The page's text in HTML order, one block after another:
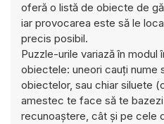
oferă o listă de obiecte de
iar provocarea este să le
precis posibil.
Puzzle-urile variază în modul
obiectele: uneori cauți nume
obiectelor, sau chiar siluete
amestec te face să te
recunoaștere, cât și pe cele